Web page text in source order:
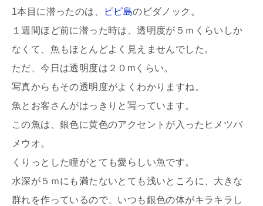
1本目に潜ったのは、 ピピ島のビダノック。
１週間ほど前に潜った時は、透明度が５ｍくらいしか
なくて、魚もほとんどよく見えませんでした。
ただ、今日は透明度は２０mくらい。
写真からもその透明度がよくわかりますね。
魚とお客さんがはっきりと写っています。
この魚は、銀色に黄色のアクセントが入ったヒメツバ
メウオ。
くりっとした瞳がとても愛らしい魚です。
水深が５ｍにも満たないとても浅いところに、大きな
群れを作っているので、いつも銀色の体がキラキラし